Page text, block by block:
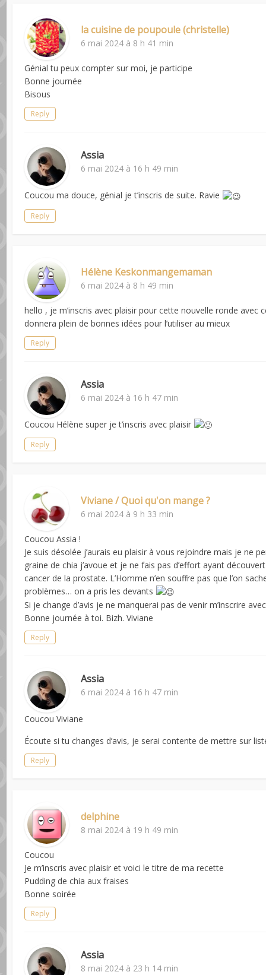
la cuisine de poupoule (christelle)
6 mai 2024 à 8 h 41 min
Génial tu peux compter sur moi, je participe
Bonne journée
Bisous
Reply
Assia
6 mai 2024 à 16 h 49 min
Coucou ma douce, génial je t’inscris de suite. Ravie
Reply
Hélène Keskonmangemaman
6 mai 2024 à 8 h 49 min
hello , je m’inscris avec plaisir pour cette nouvelle ronde avec
donnera plein de bonnes idées pour l’utiliser au mieux
Reply
Assia
6 mai 2024 à 16 h 47 min
Coucou Hélène super je t’inscris avec plaisir
Reply
Viviane / Quoi qu'on mange ?
6 mai 2024 à 9 h 33 min
Coucou Assia !
Je suis désolée j’aurais eu plaisir à vous rejoindre mais je ne
graine de chia j’avoue et je ne fais pas d’effort ayant
cancer de la prostate. L’Homme n’en souffre pas que l’on
problèmes… on a pris les devants
Si je change d’avis je ne manquerai pas de venir m’inscrire
Bonne journée à toi. Bizh. Viviane
Reply
Assia
6 mai 2024 à 16 h 47 min
Coucou Viviane
Écoute si tu changes d’avis, je serai contente de mettre sur
Reply
delphine
8 mai 2024 à 19 h 49 min
Coucou
Je m’inscris avec plaisir et voici le titre de ma recette
Pudding de chia aux fraises
Bonne soirée
Reply
Assia
8 mai 2024 à 23 h 14 min